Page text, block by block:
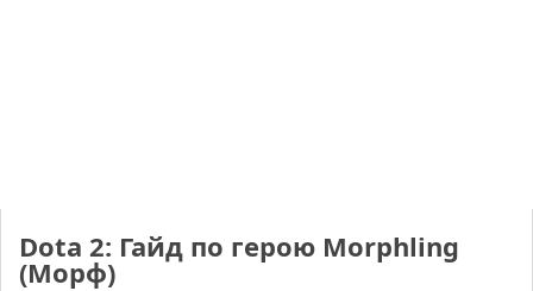
Dota 2: Гайд по герою Morphling
(Морф)